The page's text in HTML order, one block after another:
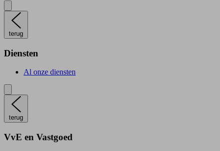
terug
Diensten
Al onze diensten
terug
VvE en Vastgoed